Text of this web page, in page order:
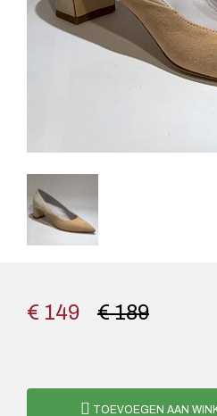
€ 189
€ 149
TOEVOEGEN AAN